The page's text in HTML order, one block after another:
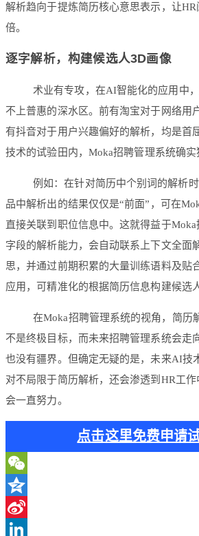
解析趋向于提炼简历核心意思表示，让
倍。
逐字解析，构建候选人3D画像
术业有专攻，在AI智能化的应用中
不上普惠的深水区。前有淘宝对于网络用
有抖音对于用户兴趣偏好的解析，均是首
技术的试验田内，Moka招聘管理系统确实
例如：在针对简历中个别词的解析
品中解析出的结果仅仅是“前面”，可在
直接关联到职位信息中。这就得益于
字段的解析能力，会自动联系上下文全面
思，并通过前期积累的大量训练语料及贴
应用，可精准化的根据简历信息构建候选
在Moka招聘管理系统的视角，简历
不是终极目标，而未来招聘管理系统会走
也没有疆界。但确定无疑的是，未来AI技
对不局限于简历解析，还会渗透到HR工
会一直努力。
点击这里免费申请
WeChat
Qzone
Sina